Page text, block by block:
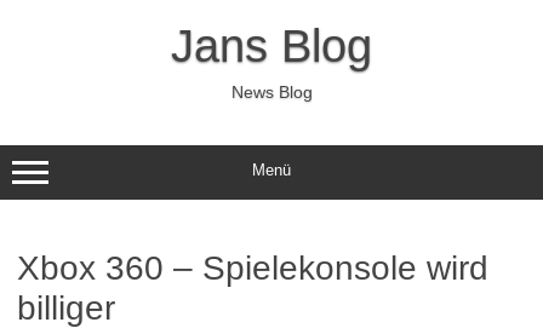
Jans Blog
News Blog
Menü
Xbox 360 – Spielekonsole wird
billiger